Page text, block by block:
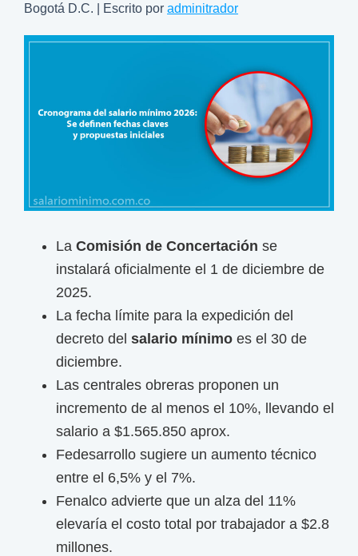
Bogotá D.C. | Escrito por adminitrador
La Comisión de Concertación se
instalará oficialmente el 1 de diciembre de
2025.
La fecha límite para la expedición del
decreto del salario mínimo es el 30 de
diciembre.
Las centrales obreras proponen un
incremento de al menos el 10%, llevando el
salario a $1.565.850 aprox.
Fedesarrollo sugiere un aumento técnico
entre el 6,5% y el 7%.
Fenalco advierte que un alza del 11%
elevaría el costo total por trabajador a $2.8
millones.